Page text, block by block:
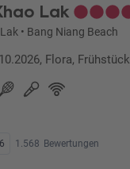
Lak
• Bang Niang Beach
Flora, Frühstück
1.568 Bewertungen